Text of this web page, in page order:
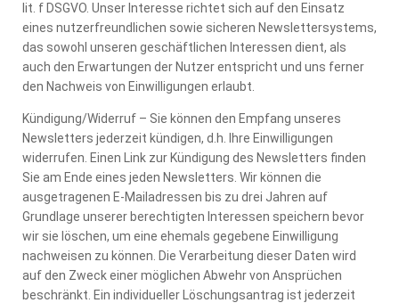
lit. f DSGVO. Unser Interesse richtet sich auf den Einsatz
eines nutzerfreundlichen sowie sicheren Newslettersystems,
das sowohl unseren geschäftlichen Interessen dient, als
auch den Erwartungen der Nutzer entspricht und uns ferner
den Nachweis von Einwilligungen erlaubt.
Kündigung/Widerruf – Sie können den Empfang unseres
Newsletters jederzeit kündigen, d.h. Ihre Einwilligungen
widerrufen. Einen Link zur Kündigung des Newsletters finden
Sie am Ende eines jeden Newsletters. Wir können die
ausgetragenen E-Mailadressen bis zu drei Jahren auf
Grundlage unserer berechtigten Interessen speichern bevor
wir sie löschen, um eine ehemals gegebene Einwilligung
nachweisen zu können. Die Verarbeitung dieser Daten wird
auf den Zweck einer möglichen Abwehr von Ansprüchen
beschränkt. Ein individueller Löschungsantrag ist jederzeit